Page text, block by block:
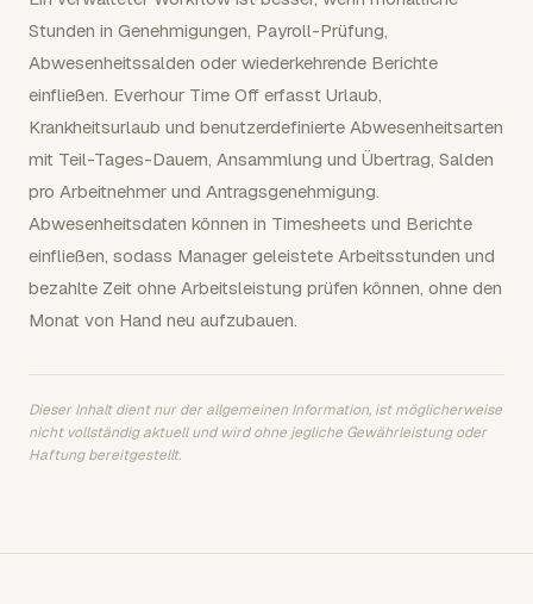
Stunden in Genehmigungen, Payroll-Prüfung,
Abwesenheitssalden oder wiederkehrende Berichte
einfließen. Everhour Time Off erfasst Urlaub,
Krankheitsurlaub und benutzerdefinierte Abwesenheitsarten
mit Teil-Tages-Dauern, Ansammlung und Übertrag, Salden
pro Arbeitnehmer und Antragsgenehmigung.
Abwesenheitsdaten können in Timesheets und Berichte
einfließen, sodass Manager geleistete Arbeitsstunden und
bezahlte Zeit ohne Arbeitsleistung prüfen können, ohne den
Monat von Hand neu aufzubauen.
Dieser Inhalt dient nur der allgemeinen Information, ist möglicherweise
nicht vollständig aktuell und wird ohne jegliche Gewährleistung oder
Haftung bereitgestellt.